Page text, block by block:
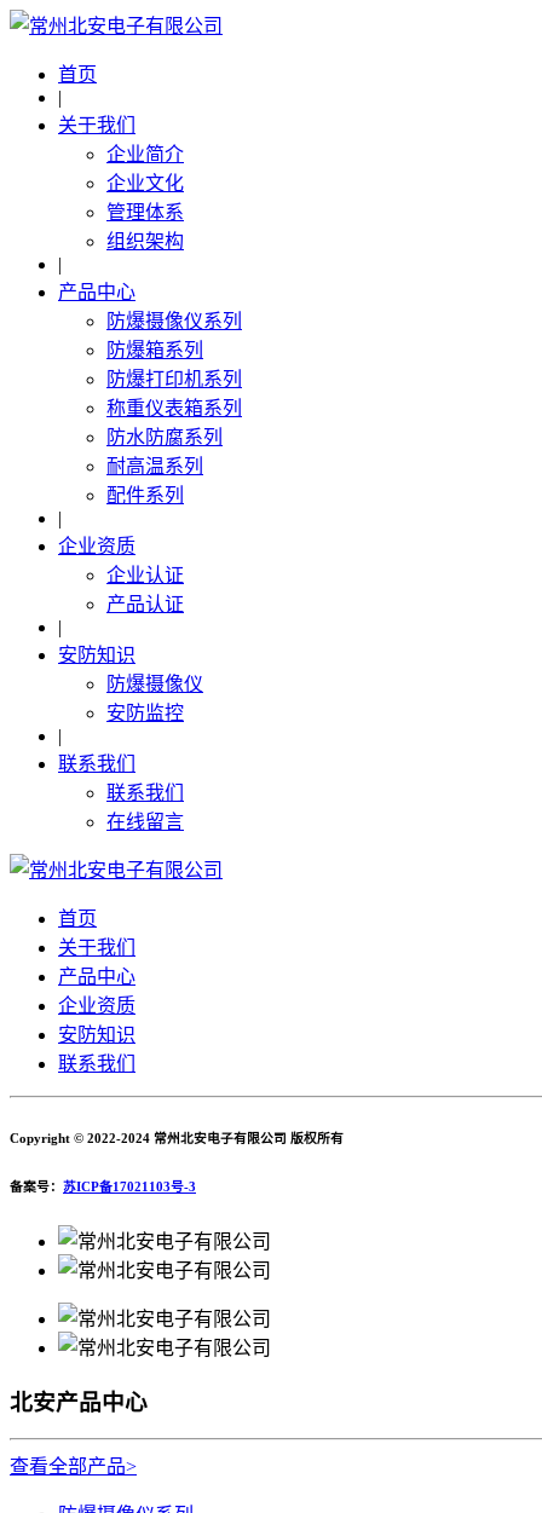
首页
|
关于我们
企业简介
企业文化
管理体系
组织架构
|
产品中心
防爆摄像仪系列
防爆箱系列
防爆打印机系列
称重仪表箱系列
防水防腐系列
耐高温系列
配件系列
|
企业资质
企业认证
产品认证
|
安防知识
防爆摄像仪
安防监控
|
联系我们
联系我们
在线留言
首页
关于我们
产品中心
企业资质
安防知识
联系我们
Copyright © 2022-2024 常州北安电子有限公司 版权所有
备案号： 苏ICP备17021103号-3
北安产品中心
查看全部产品>